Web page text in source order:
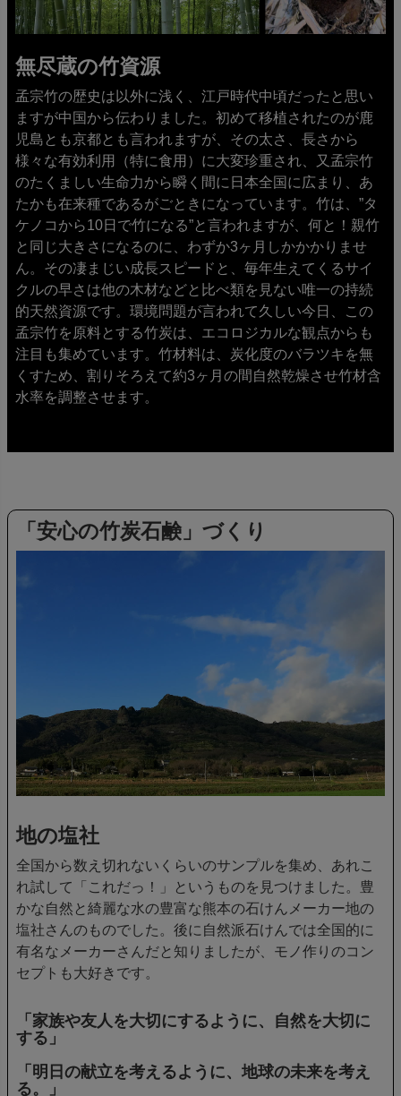
無尽蔵の竹資源
孟宗竹の歴史は以外に浅く、江戸時代中頃だったと思い
ますが中国から伝わりました。初めて移植されたのが鹿
児島とも京都とも言われますが、その太さ、長さから
様々な有効利用（特に食用）に大変珍重され、又孟宗竹
のたくましい生命力から瞬く間に日本全国に広まり、あ
たかも在来種であるがごときになっています。竹は、”タ
ケノコから10日で竹になる”と言われますが、何と！親竹
と同じ大きさになるのに、わずか3ヶ月しかかかりませ
ん。その凄まじい成長スピードと、毎年生えてくるサイ
クルの早さは他の木材などと比べ類を見ない唯一の持続
的天然資源です。環境問題が言われて久しい今日、この
孟宗竹を原料とする竹炭は、エコロジカルな観点からも
注目も集めています。竹材料は、炭化度のバラツキを無
くすため、割りそろえて約3ヶ月の間自然乾燥させ竹材含
水率を調整させます。
「安心の竹炭石鹸」づくり
地の塩社
全国から数え切れないくらいのサンプルを集め、あれこ
れ試して「これだっ！」というものを見つけました。豊
かな自然と綺麗な水の豊富な熊本の石けんメーカー地の
塩社さんのものでした。後に自然派石けんでは全国的に
有名なメーカーさんだと知りましたが、モノ作りのコン
セプトも大好きです。
「家族や友人を大切にするように、自然を大切に
する」
「明日の献立を考えるように、地球の未来を考え
る。」